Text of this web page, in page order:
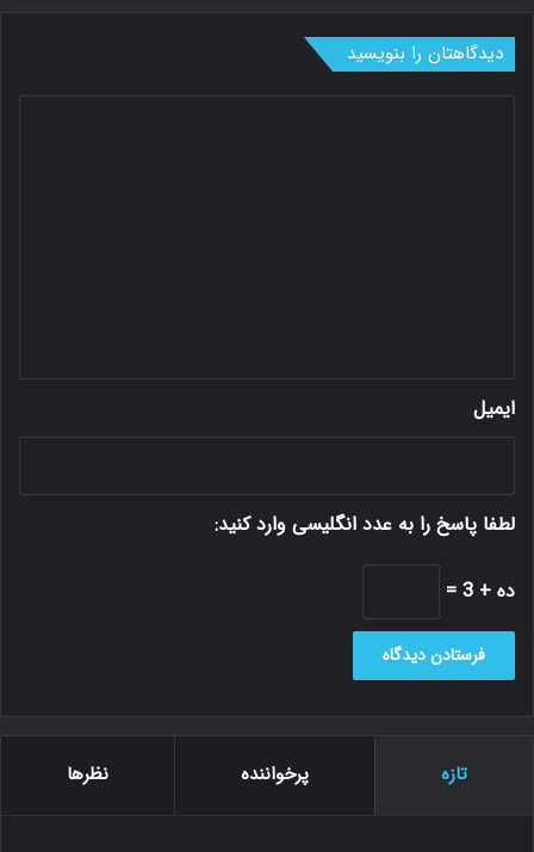
دیدگاهتان را بنویسید
ایمیل
لطفا پاسخ را به عدد انگلیسی وارد کنید:
ده + 3 =
تازه پرخواننده نظرها